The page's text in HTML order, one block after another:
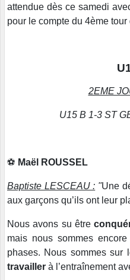
attendue dès ce samedi
pour le compte du 4ème
2EME
U15 B 1-3 ST
⚽️ Maël ROUSSEL
Baptiste LESCEAU : "Une
aux garçons qu’ils ont leur
Nous avons su être
mais nous sommes encore
phases. Nous sommes
travailler à l’entraînement